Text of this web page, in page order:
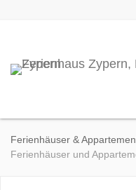
Ferienhäuser &
Ferienhäuser und